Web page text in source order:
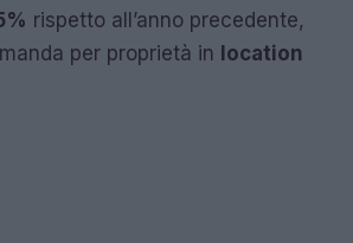
rispetto all’anno precedente,
per proprietà in location